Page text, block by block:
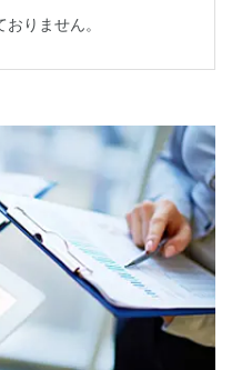
りません。